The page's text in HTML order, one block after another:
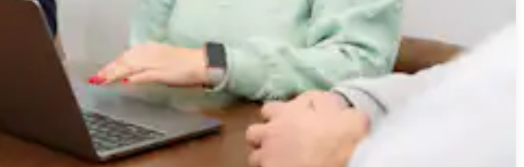
généralement chaque année, grâce à des primes de participation aux bénéfices. Ces
de rémunération, et permettent d'associer la performance des collaborateurs à la croissance et
% de ces bénéfices sont distribués sous forme de prime à cinq collaborateurs éligibles qui
25 % de la masse salariale totale de l'entreprise, il recevra 25 % de l'enveloppe globale